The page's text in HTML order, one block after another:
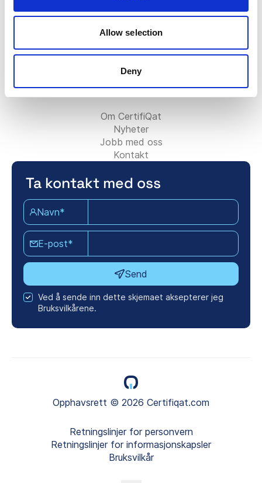
Allow selection
Deny
Kontakt supportteamet
For partnere:
Bli rådgivningspartner
Legg til ditt konsulentfirma
Kontakt partnerteamet
Om Certifiqat:
Om CertifiQat
Nyheter
Jobb med oss
Kontakt
Ta kontakt med oss
Navn*
E-post*
Send
Ved å sende inn dette skjemaet aksepterer jeg
Bruksvilkårene.
Opphavsrett © 2026 Certifiqat.com
Retningslinjer for personvern
Retningslinjer for informasjonskapsler
Bruksvilkår